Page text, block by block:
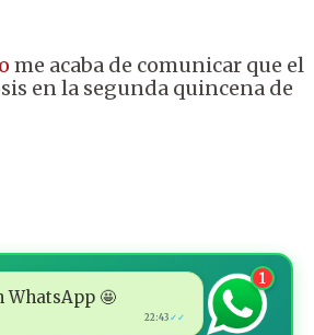
me acaba de comunicar que el
en la segunda quincena de
WhatsApp 🤩
22:43 ✓✓
1